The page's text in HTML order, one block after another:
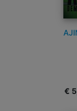
€